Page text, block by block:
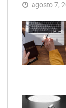
agosto 7,